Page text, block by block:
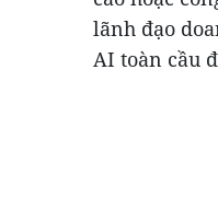
lãnh đạo
AI toàn cầu